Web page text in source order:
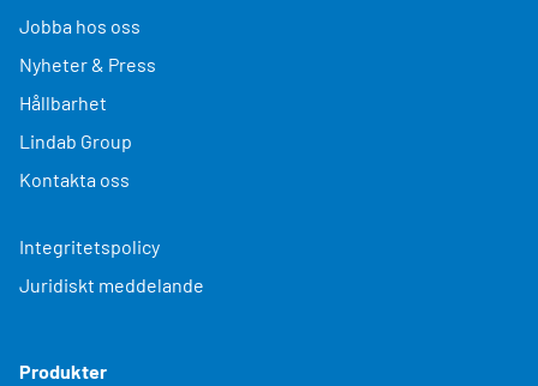
Jobba hos oss
Nyheter & Press
Hållbarhet
Lindab Group
Kontakta oss
Integritetspolicy
Juridiskt meddelande
Produkter